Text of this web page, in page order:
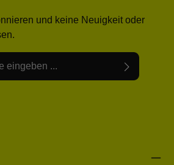
und keine Neuigkeit oder